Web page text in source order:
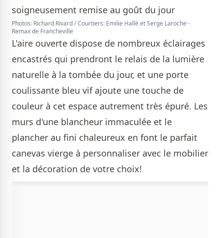
Photos: Richard Rivard / Courtiers: Emilie Hallé et Serge Laroche -
Remax de Francheville
L'aire ouverte dispose de nombreux éclairages
encastrés qui prendront le relais de la lumière
naturelle à la tombée du jour, et une porte
coulissante bleu vif ajoute une touche de
couleur à cet espace autrement très épuré. Les
murs d'une blancheur immaculée et le
plancher au fini chaleureux en font le parfait
canevas vierge à personnaliser avec le mobilier
et la décoration de votre choix!